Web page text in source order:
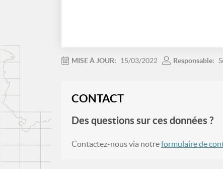
MISE À JOUR: 15/03/2022 Responsable:
CONTACT
Des questions sur ces données ?
Contactez-nous via notreformulaire de